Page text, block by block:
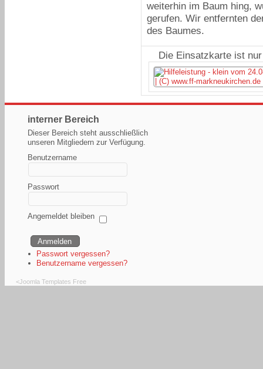
weiterhin im Baum hing,
gerufen.Wir entfernten
des Baumes.
Die Einsatzkarte ist
interner Bereich
Dieser Bereich steht ausschließlich
unseren Mitgliedern zur Verfügung.
Benutzername
Passwort
Angemeldet bleiben
Passwort vergessen?
Benutzername vergessen?
<Joomla Templates Free